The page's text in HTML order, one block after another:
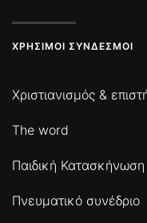
ΧΡΉΣΙΜΟΙ ΣΎΝΔΕΣΜΟΙ
Χριστιανισμός &
The word
Παιδική Κατασκήνωση
Πνευματικό συνέδριο